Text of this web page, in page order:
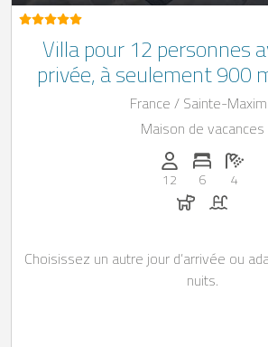
Villa pour 12 personnes
privée, à seulement 900
plage et de la
France / Sainte-
Maison de vacances
Personnes (max):
12
Nombre
6
4
ChiensPiscine
Choisissez un autre jour d’arrivée ou
nuits.